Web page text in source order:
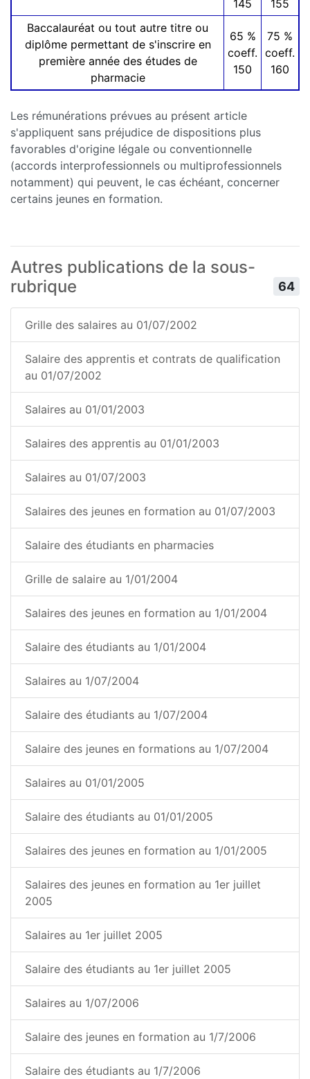
145
155
Baccalauréat ou tout autre titre ou
diplôme permettant de s'inscrire en
première année des études de
pharmacie
65 %
coeff.
150
75 %
coeff.
160
Les rémunérations prévues au présent article
s'appliquent sans préjudice de dispositions plus
favorables d'origine légale ou conventionnelle
(accords interprofessionnels ou multiprofessionnels
notamment) qui peuvent, le cas échéant, concerner
certains jeunes en formation.
Autres publications de la sous-
rubrique
64
Grille des salaires au 01/07/2002
Salaire des apprentis et contrats de qualification
au 01/07/2002
Salaires au 01/01/2003
Salaires des apprentis au 01/01/2003
Salaires au 01/07/2003
Salaires des jeunes en formation au 01/07/2003
Salaire des étudiants en pharmacies
Grille de salaire au 1/01/2004
Salaires des jeunes en formation au 1/01/2004
Salaire des étudiants au 1/01/2004
Salaires au 1/07/2004
Salaire des étudiants au 1/07/2004
Salaire des jeunes en formations au 1/07/2004
Salaires au 01/01/2005
Salaire des étudiants au 01/01/2005
Salaires des jeunes en formation au 1/01/2005
Salaires des jeunes en formation au 1er juillet
2005
Salaires au 1er juillet 2005
Salaire des étudiants au 1er juillet 2005
Salaires au 1/07/2006
Salaire des jeunes en formation au 1/7/2006
Salaire des étudiants au 1/7/2006